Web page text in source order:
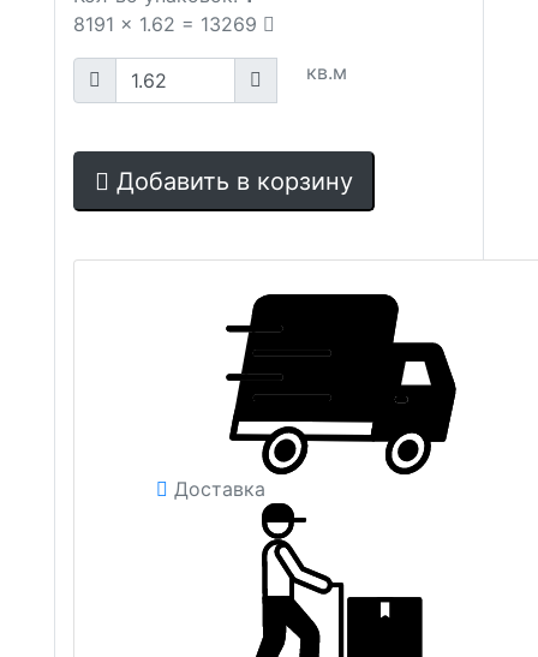
8191 x 1.62 = 13269
кв.м
Добавить в корзину
Доставка